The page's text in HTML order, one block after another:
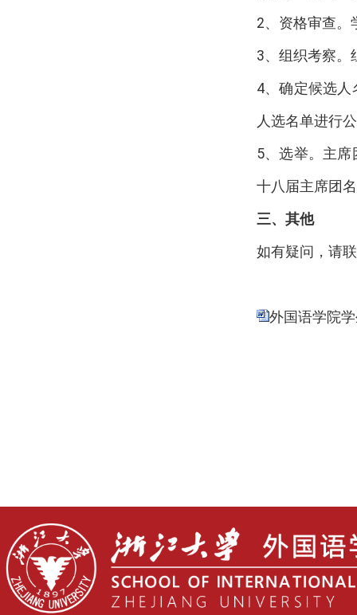
2、资格审查。
3、组织考察。
4、确定候选
人选名单进行
5、选举。主
十八届主席团
三、其他
如有疑问，请
外国语学院